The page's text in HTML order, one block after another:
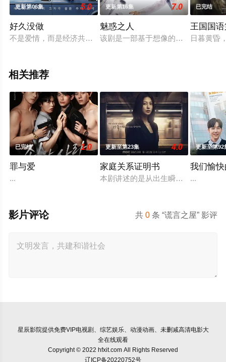
更新第06集 5.0
好久没做
不是爱情，而是经济共同体。
更新第16集 7.0
魅惑之人
该剧是一部基于想像的虚构历史剧。
已完结
王国国
日暮黄昏
相关推荐
已完结 1.0
罪与爱
...
更新至第23集 4.0
家庭关系证明书
本剧讲述的是从出生瞬间开始就被打
更新至第92
我们愉
...
共0 条 “谎言之屋” 影评
影片评论
星辰影院提供免费VIP电视剧、综艺娱乐、动漫动画、未删减高清电影大
全在线观看
Copyright © 2022 hfxit.com All Rights Reserved
辽ICP备20220752号